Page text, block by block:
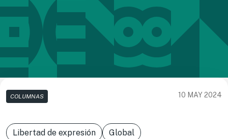
COLUMNAS 10 MAY 2024
Libertad de expresión Global